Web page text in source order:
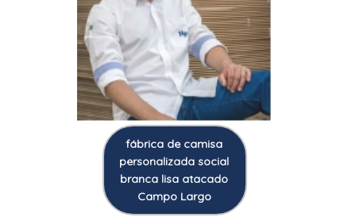
fábrica de camisa
personalizada social
branca lisa atacado
Campo Largo